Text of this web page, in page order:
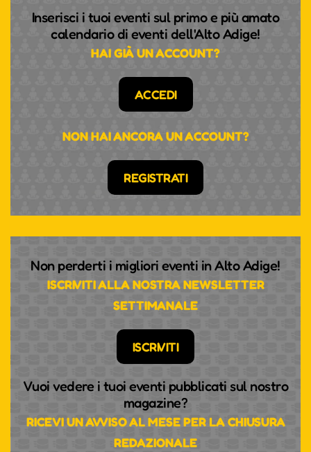
Inserisci i tuoi eventi sul primo e più amato
calendario di eventi dell'Alto Adige!
HAI GIÀ UN ACCOUNT?
ACCEDI
NON HAI ANCORA UN ACCOUNT?
REGISTRATI
Non perderti i migliori eventi in Alto Adige!
ISCRIVITI ALLA NOSTRA NEWSLETTER
SETTIMANALE
ISCRIVITI
Vuoi vedere i tuoi eventi pubblicati sul nostro
magazine?
RICEVI UN AVVISO AL MESE PER LA CHIUSURA
REDAZIONALE